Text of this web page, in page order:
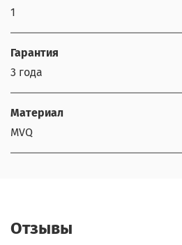
1
Гарантия
3 года
Материал
MVQ
Отзывы